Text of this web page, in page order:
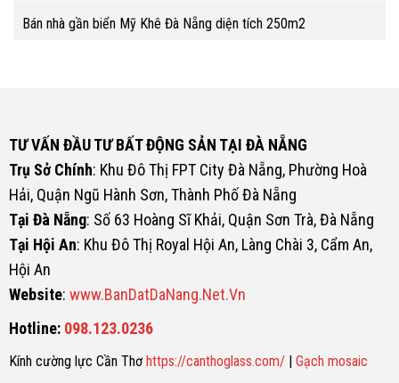
Bán nhà gần biển Mỹ Khê Đà Nẵng diện tích 250m2
TƯ VẤN ĐẦU TƯ BẤT ĐỘNG SẢN TẠI ĐÀ NẴNG
Trụ Sở Chính: Khu Đô Thị FPT City Đà Nẵng, Phường Hoà
Hải, Quận Ngũ Hành Sơn, Thành Phố Đà Nẵng
Tại Đà Nẵng: Số 63 Hoàng Sĩ Khải, Quận Sơn Trà, Đà Nẵng
Tại Hội An: Khu Đô Thị Royal Hội An, Làng Chài 3, Cẩm An,
Hội An
Website: www.BanDatDaNang.Net.Vn
Hotline: 098.123.0236
Kính cường lực Cần Thơ https://canthoglass.com/| Gạch mosaic